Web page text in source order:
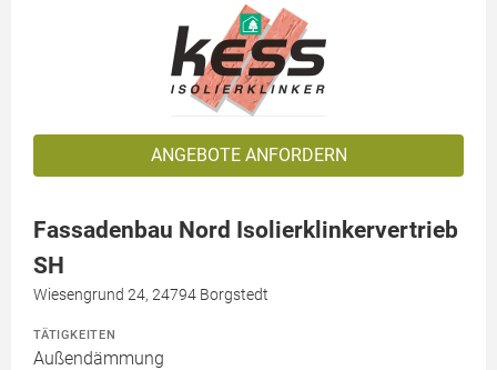
ANGEBOTE ANFORDERN
Fassadenbau Nord Isolierklinkervertrieb
SH
Wiesengrund 24, 24794 Borgstedt
TÄTIGKEITEN
Außendämmung